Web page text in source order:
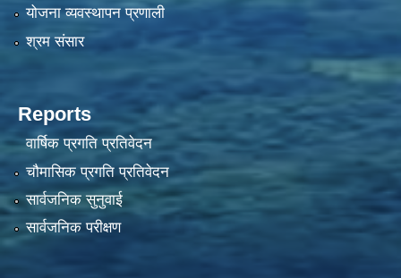
योजना व्यवस्थापन प्रणाली
श्रम संसार
Reports
वार्षिक प्रगति प्रतिवेदन
चौमासिक प्रगति प्रतिवेदन
सार्वजनिक सुनुवाई
सार्वजनिक परीक्षण